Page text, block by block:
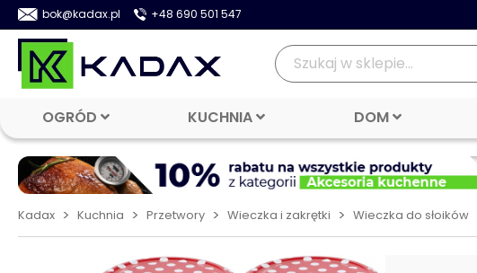
bok@kadax.pl +48 690 501 547
OGRÓD KUCHNIA DOM
Kadax > Kuchnia > Przetwory > Wieczka i zakrętki > Wieczka do słoików